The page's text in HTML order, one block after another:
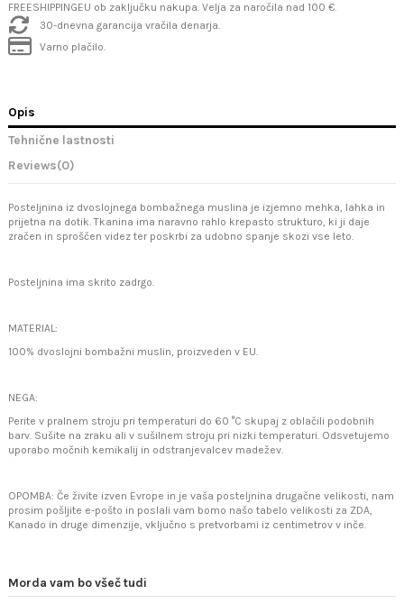
FREESHIPPINGEU ob zaključku nakupa. Velja za naročila nad 100 €.
30-dnevna garancija vračila denarja.
Varno plačilo.
Opis
Tehnične lastnosti
Reviews(0)
Posteljnina iz dvoslojnega bombažnega muslina je izjemno mehka, lahka in
prijetna na dotik. Tkanina ima naravno rahlo krepasto strukturo, ki ji daje
zračen in sproščen videz ter poskrbi za udobno spanje skozi vse leto.
Posteljnina ima skrito zadrgo.
MATERIAL:
100% dvoslojni bombažni muslin, proizveden v EU.
NEGA:
Perite v pralnem stroju pri temperaturi do 60 °C skupaj z oblačili podobnih
barv. Sušite na zraku ali v sušilnem stroju pri nizki temperaturi. Odsvetujemo
uporabo močnih kemikalij in odstranjevalcev madežev.
OPOMBA: Če živite izven Evrope in je vaša posteljnina drugačne velikosti, nam
prosim pošljite e-pošto in poslali vam bomo našo tabelo velikosti za ZDA,
Kanado in druge dimenzije, vključno s pretvorbami iz centimetrov v inče.
Morda vam bo všeč tudi